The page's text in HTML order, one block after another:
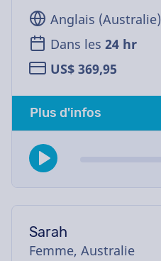
Anglais (Australie)
Dans les 24 hr
US$ 369,95
Plus d'infos
Sarah
Femme, Australie